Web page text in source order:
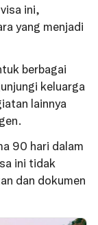
ini,
yang menjadi
berbagai
keluarga
lainnya
90 hari dalam
ini tidak
dan dokumen